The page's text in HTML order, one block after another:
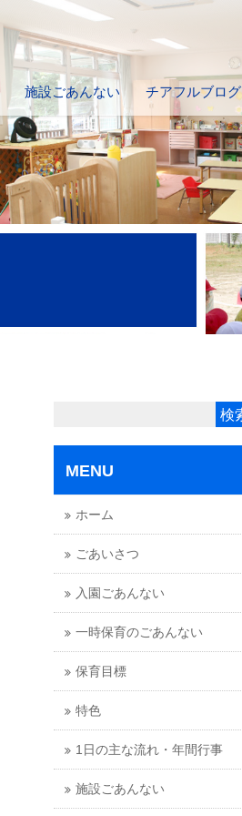
施設ごあんない チアフルブログ
MENU
ホーム
ごあいさつ
入園ごあんない
一時保育のごあんない
保育目標
特色
1日の主な流れ・年間行事
施設ごあんない